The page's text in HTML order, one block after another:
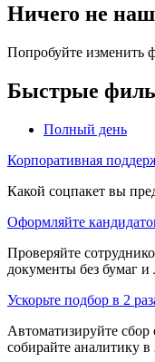
Ничего не
Попробуйте изменить
Быстрые
Полный день
Корпоративная
Какой соцпакет вы
Оформляйте
Проверяйте
документы без бумаг
Ускорьте подбор в 2
Автоматизируйте сбор
собирайте аналитику в